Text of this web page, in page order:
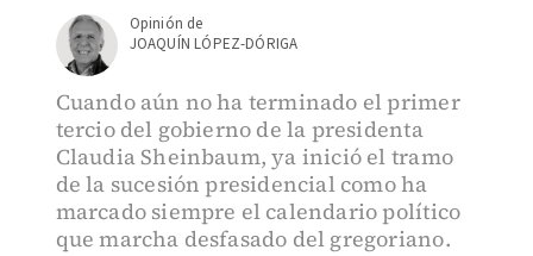
JOAQUÍN LÓPEZ-DÓRIGA
Cuando aún no ha terminado el primer
tercio del gobierno de la presidenta
Claudia Sheinbaum, ya inició el tramo
de la sucesión presidencial como ha
marcado siempre el calendario político
que marcha desfasado del gregoriano.